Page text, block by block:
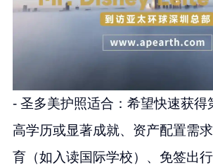
- 圣多美护照适合：希望快速获得
高学历或显著成就、资产配置需
育（如入读国际学校）、免签出